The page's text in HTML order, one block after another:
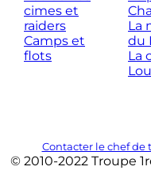
cimes et
raiders
Camps et
flots
La
du
La
Contacter le chef de
© 2010-2022 Troupe